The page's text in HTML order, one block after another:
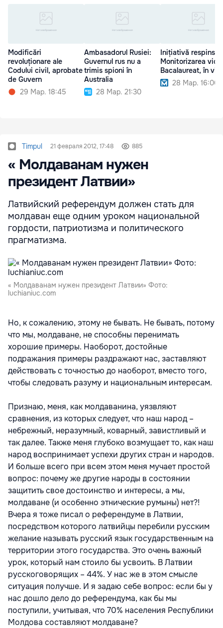
Modificări
revoluționare ale
Codului civil, aprobate
de Guvern
29 Мар. 18:45
Ambasadorul Rusiei:
Guvernul rus nu a
trimis spioni în
Australia
28 Мар. 21:30
Inițiativă respinsă:
Monitorizarea
Bacalaureat, în
28 Мар. 16:00
Timpul 21 февраля 2012, 17:48 885
« Молдаванам нужен
президент Латвии»
Латвийский референдум должен стать для
молдаван еще одним уроком национальной
гордости, патриотизма и политического
прагматизма.
« Молдаванам нужен президент Латвии» Фото:
luchianiuc.com
Но, к сожалению, этому не бывать. Не бывать, потому
что мы, молдаване, не способны перенимать
хорошие примеры. Наоборот, достойные
подражания примеры раздражают нас, заставляют
действовать с точностью до наоборот, вместо того,
чтобы следовать разуму и национальным интересам.
Признаю, меня, как молдаванина, уязвляют
сравнения, из которых следует, что наш народ –
небрежный, неразумный, коварный, завистливый и
так далее. Также меня глубоко возмущает то, как наш
народ воспринимает успехи других стран и народов.
И больше всего при всем этом меня мучает простой
вопрос: почему же другие народы в состоянии
защитить свое достоинство и интересы, а мы,
молдаване (и особенно этнические румыны) нет?!
Вчера я тоже писал о референдуме в Латвии,
посредством которого латвийцы перебили русским
желание называть русский язык государственным на
территории этого государства. Это очень важный
урок, который нам стоило бы усвоить. В Латвии
русскоговорящих – 44%. У нас же в этом смысле
ситуация получше. И я задаю себе вопрос: если бы у
нас дошло дело до референдума, как бы мы
поступили, учитывая, что 70% населения Республики
Молдова составляют молдаване?